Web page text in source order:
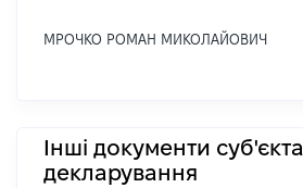
МРОЧКО РОМАН МИКОЛАЙОВИЧ
Інші документи суб'єкта
декларування